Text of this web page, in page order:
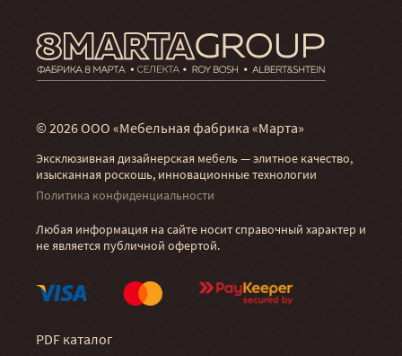
© 2026 ООО «Мебельная фабрика «Марта»
Эксклюзивная дизайнерская мебель — элитное качество,
изысканная роскошь, инновационные технологии
Политика конфиденциальности
Любая информация на сайте носит справочный характер и
не является публичной офертой.
PDF каталог